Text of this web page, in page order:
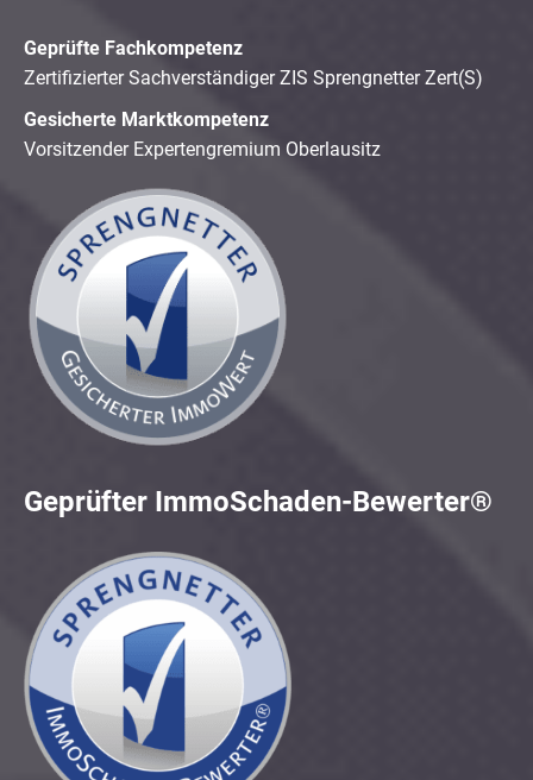
Geprüfte Fachkompetenz
Zertifizierter Sachverständiger ZIS Sprengnetter Zert(S)
Gesicherte Marktkompetenz
Vorsitzender Expertengremium Oberlausitz
Geprüfter ImmoSchaden-Bewerter®